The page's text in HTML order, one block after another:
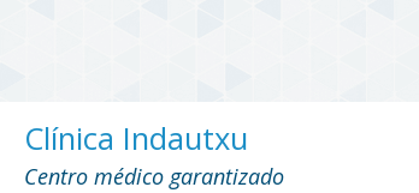
Clínica Indautxu
Centro médico garantizado